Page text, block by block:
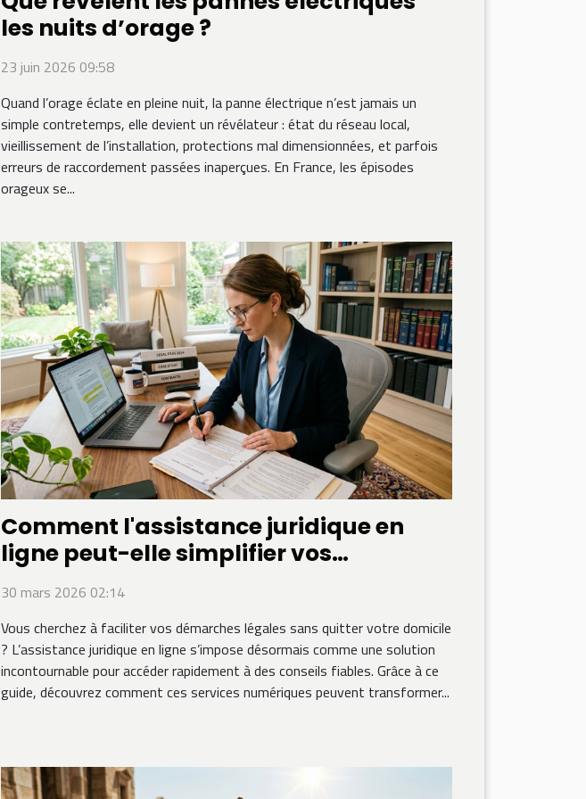
les nuits d’orage ?
23 juin 2026 09:58
Quand l’orage éclate en pleine nuit, la panne électrique n’est jamais un
simple contretemps, elle devient un révélateur : état du réseau local,
vieillissement de l’installation, protections mal dimensionnées, et parfois
erreurs de raccordement passées inaperçues. En France, les épisodes
orageux se...
Comment l'assistance juridique en
ligne peut-elle simplifier vos
démarches légales ?
30 mars 2026 02:14
Vous cherchez à faciliter vos démarches légales sans quitter votre domicile
? L’assistance juridique en ligne s’impose désormais comme une solution
incontournable pour accéder rapidement à des conseils fiables. Grâce à ce
guide, découvrez comment ces services numériques peuvent transformer...